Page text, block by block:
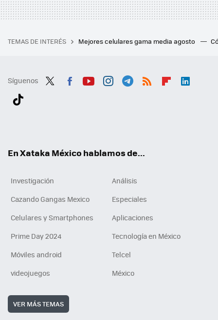
TEMAS DE INTERÉS Mejores celulares gama media agosto
Síguenos
En Xataka México hablamos de...
Investigación
Análisis
Cazando Gangas Mexico
Especiales
Celulares y Smartphones
Aplicaciones
Prime Day 2024
Tecnología en México
Móviles android
Telcel
videojuegos
México
VER MÁS TEMAS